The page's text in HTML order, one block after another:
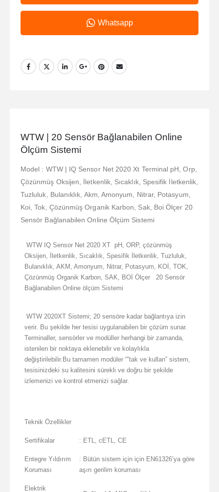
Whatsapp
WTW | 20 Sensör Bağlanabilen Online
Ölçüm Sistemi
Model : WTW | IQ Sensor Net 2020 Xt Terminal pH, Orp,
Çözünmüş Oksijen, İletkenlik, Sıcaklık, Spesifik İletkenlik,
Tuzluluk, Bulanıklık, Akm, Amonyum, Nitrar, Potasyum,
Koi, Tok, Çözünmüş Organik Karbon, Sak, Boi Ölçer 20
Sensör Bağlanabilen Online Ölçüm Sistemi
WTW IQ Sensor Net 2020 XT pH, ORP, çözünmüş
Oksijen, İletkenlik, Sıcaklık, Spesifik İletkenlik, Tuzluluk,
Bulanıklık, AKM, Amonyum, Nitrar, Potasyum, KOİ, TOK,
Çözünmüş Organik Karbon, SAK, BOİ Ölçer 20 Sensör
Bağlanabilen Online ölçüm Sistemi
WTW 2020XT Sistemi; 20 sensöre kadar bağlantıya izin
verir. Bu şekilde her tesisi uygulanabilen bir çözüm sunar.
Terminaller, sensörler ve modüller herhangi bir zamanda,
istenilen bir noktaya eklenebilir ve kolaylıkla
değiştirilebilir.Bu tamamen modüler “”tak ve kullan” sistem,
tesisinizdeki su kalitesini sürekli ve doğru bir şekilde
izlemenizi ve kontrol etmenizi sağlar.
Teknik Özellikler
Sertifikalar : ETL, cETL, CE
Entegre Yıldırım
Koruması
: Bütün sistem için için EN61326’ya göre
aşırı gerilim koruması
Elektrik